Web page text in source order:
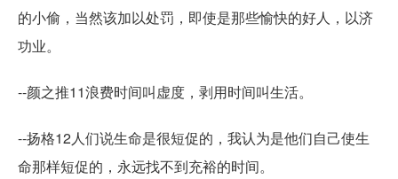
的小偷，当然该加以处罚，即使是那些愉快的好人，以济
功业。
--颜之推11浪费时间叫虚度，剥用时间叫生活。
--扬格12人们说生命是很短促的，我认为是他们自己使生
命那样短促的，永远找不到充裕的时间。